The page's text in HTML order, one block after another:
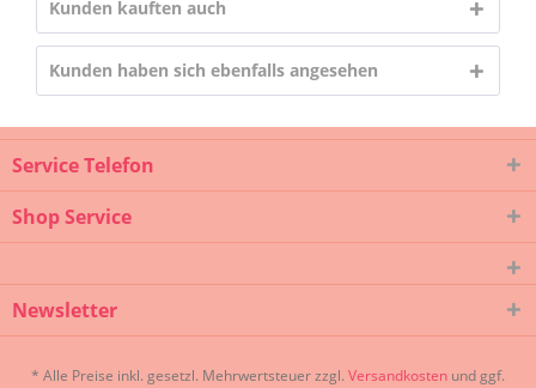
Kunden kauften auch
Kunden haben sich ebenfalls angesehen
Service Telefon
Shop Service
Newsletter
* Alle Preise inkl. gesetzl. Mehrwertsteuer zzgl. Versandkosten und ggf.